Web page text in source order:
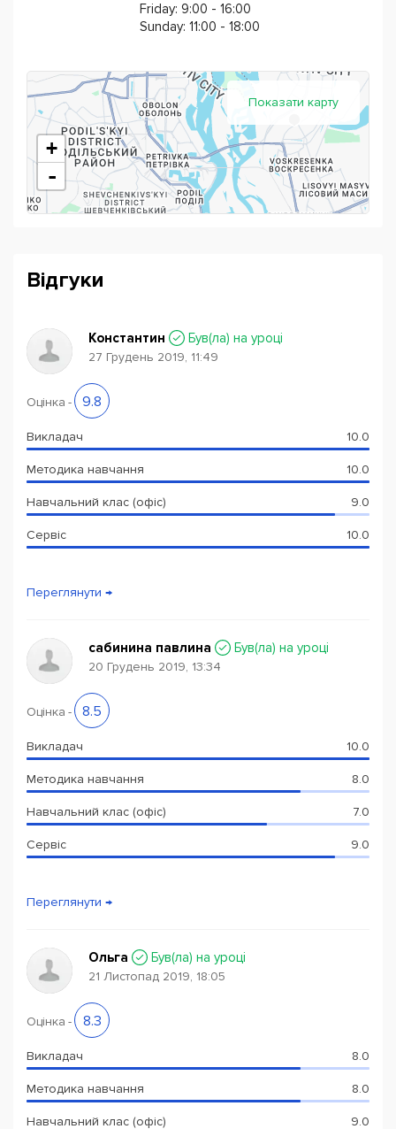
Friday: 9:00 - 16:00
Sunday: 11:00 - 18:00
Показати карту
+
-
Відгуки
Константин Був(ла) на уроці
27 Грудень 2019, 11:49
Оцінка - 9.8
Викладач 10.0
Методика навчання 10.0
Навчальний клас (офіс) 9.0
Сервіс 10.0
Переглянути →
сабинина павлина Був(ла) на уроці
20 Грудень 2019, 13:34
Оцінка - 8.5
Викладач 10.0
Методика навчання 8.0
Навчальний клас (офіс) 7.0
Сервіс 9.0
Переглянути →
Ольга Був(ла) на уроці
21 Листопад 2019, 18:05
Оцінка - 8.3
Викладач 8.0
Методика навчання 8.0
Навчальний клас (офіс) 9.0